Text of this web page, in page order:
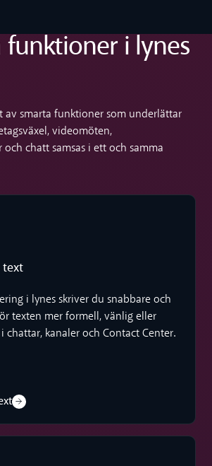
funktioner i lynes
av smarta funktioner som underlättar
videomöten,
chatt samsas i ett och samma
text
i lynes skriver du snabbare och
texten mer formell, vänlig eller
chattar, kanaler och Contact Center.